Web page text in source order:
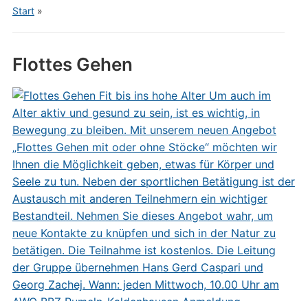
Start»
Flottes Gehen